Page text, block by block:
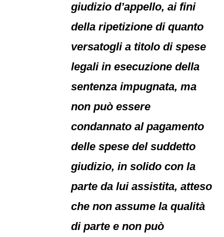
giudizio d’appello, ai fini
della ripetizione di quanto
versatogli a titolo di spese
legali in esecuzione della
sentenza impugnata, ma
non può essere
condannato al pagamento
delle spese del suddetto
giudizio, in solido con la
parte da lui assistita, atteso
che non assume la qualità
di parte e non può